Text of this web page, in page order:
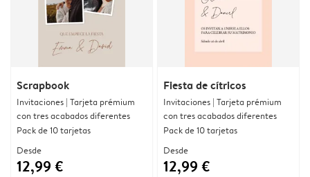
Scrapbook
Invitaciones | Tarjeta prémium
con tres acabados diferentes
Pack de 10 tarjetas
Desde
12,99 €
Fiesta de cítricos
Invitaciones | Tarjeta prémium
con tres acabados diferentes
Pack de 10 tarjetas
Desde
12,99 €